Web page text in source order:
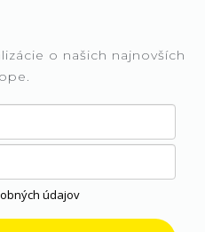
o našich najnovších
údajov